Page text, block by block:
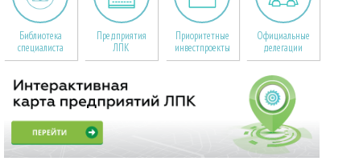
Библиотека
специалиста
Предприятия
ЛПК
Приоритетные
инвестпроекты
Официальные
делегации